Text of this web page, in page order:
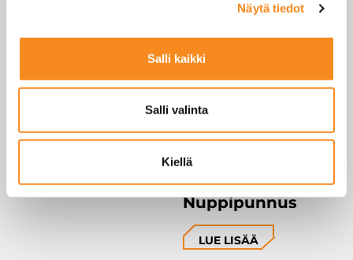
Näytä tiedot
Salli kaikki
Salli valinta
Kiellä
Kern MWS
pyörätuolivaaka
LUE LISÄÄ
Nuppipunnus
LUE LISÄÄ